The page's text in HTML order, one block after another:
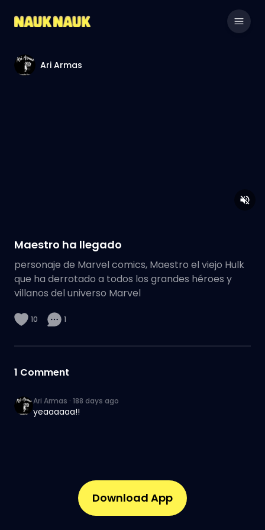
Ari Armas
Maestro ha llegado
personaje de Marvel comics, Maestro el viejo Hulk
que ha derrotado a todos los grandes héroes y
villanos del universo Marvel
10 1
1 Comment
Ari Armas · 188 days ago
yeaaaaaa!!
Download App